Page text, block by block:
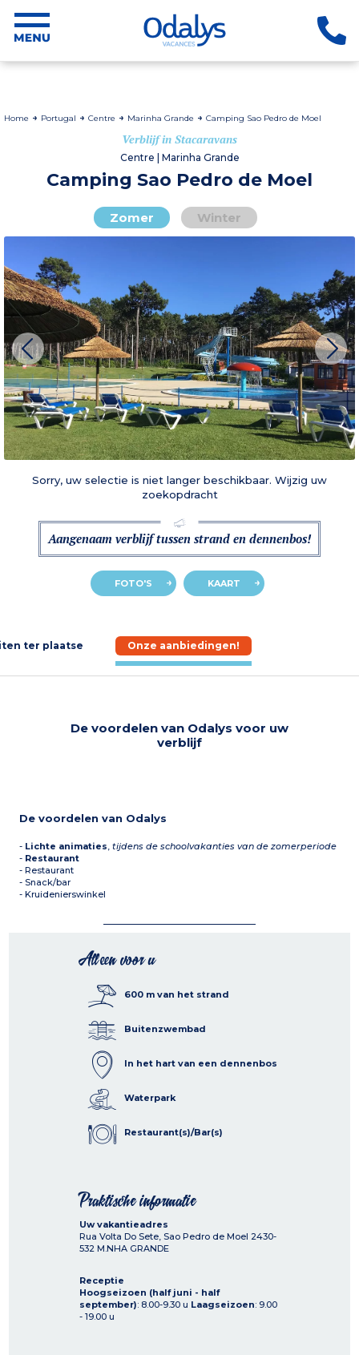
Home Portugal Centre Marinha Grande Camping Sao Pedro de Moel
Verblijf in Stacaravans
Centre | Marinha Grande
Camping Sao Pedro de Moel
Zomer Winter
Sorry, uw selectie is niet langer beschikbaar. Wijzig uw
zoekopdracht
Aangenaam verblijf tussen strand en dennenbos!
FOTO'S KAART
ter plaatse Onze aanbiedingen!
De voordelen van Odalys voor uw
verblijf
De voordelen van Odalys
- Lichte animaties,tijdens de schoolvakanties van de zomerperiode
- Restaurant
- Restaurant
- Snack/bar
- Kruidenierswinkel
Alleen voor u
600 m van het strand
Buitenzwembad
In het hart van een dennenbos
Waterpark
Restaurant(s)/Bar(s)
Praktische informatie
Uw vakantieadres
Rua Volta Do Sete, Sao Pedro de Moel 2430-
532 M.NHA GRANDE
Receptie
Hoogseizoen (half juni - half
september): 8.00-9.30 u Laagseizoen: 9.00
- 19.00 u